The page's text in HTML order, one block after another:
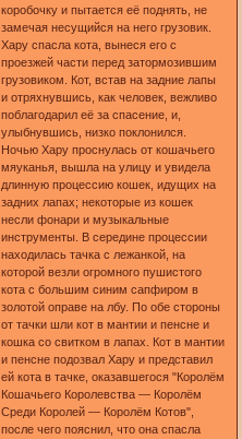
коробочку и пытается её поднять, не
замечая несущийся на него грузовик.
Хару спасла кота, вынеся его с
проезжей части перед затормозившим
грузовиком. Кот, встав на задние лапы
и отряхнувшись, как человек, вежливо
поблагодарил её за спасение, и,
улыбнувшись, низко поклонился.
Ночью Хару проснулась от кошачьего
мяуканья, вышла на улицу и увидела
длинную процессию кошек, идущих на
задних лапах; некоторые из кошек
несли фонари и музыкальные
инструменты. В середине процессии
находилась тачка с лежанкой, на
которой везли огромного пушистого
кота с большим синим сапфиром в
золотой оправе на лбу. По обе стороны
от тачки шли кот в мантии и пенсне и
кошка со свитком в лапах. Кот в мантии
и пенсне подозвал Хару и представил
ей кота в тачке, оказавшегося "Королём
Кошачьего Королевства — Королём
Среди Королей — Королём Котов",
после чего пояснил, что она спасла